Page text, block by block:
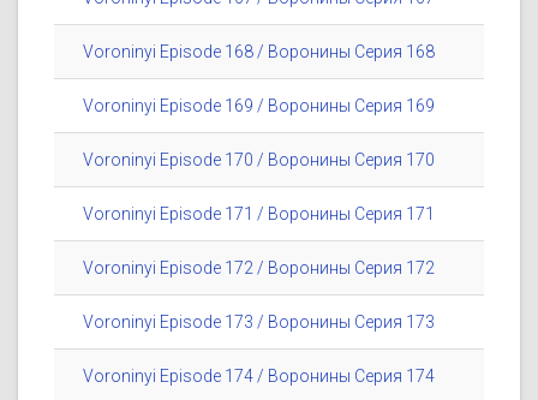
Voroninyi Episode 168 / Воронины Серия 168
Voroninyi Episode 169 / Воронины Серия 169
Voroninyi Episode 170 / Воронины Серия 170
Voroninyi Episode 171 / Воронины Серия 171
Voroninyi Episode 172 / Воронины Серия 172
Voroninyi Episode 173 / Воронины Серия 173
Voroninyi Episode 174 / Воронины Серия 174